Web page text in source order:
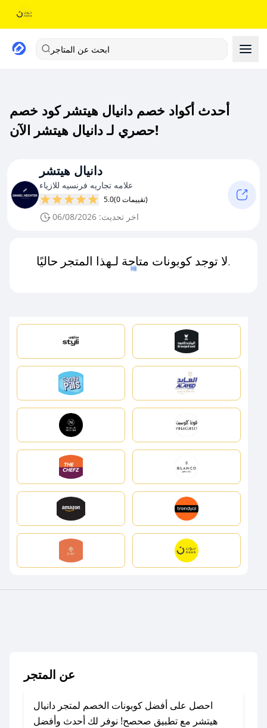
ابحث عن المتاجر
أحدث أكواد خصم دانيال هيتشر كود خصم
حصري لـ دانيال هيتشر الآن!
دانيال هيتشر
علامه تجاريه فرنسيه للازياء
5.0 (0 تقييمات)
اخر تحديث: 06/08/2026
لا توجد كوبونات متاحة لـهذا المتجر حاليًا.
عن المتجر
احصل على أفضل كوبونات الخصم لمتجر دانيال
هيتشر مع تطبيق صحصح! نوفر لك أحدث وأفضل